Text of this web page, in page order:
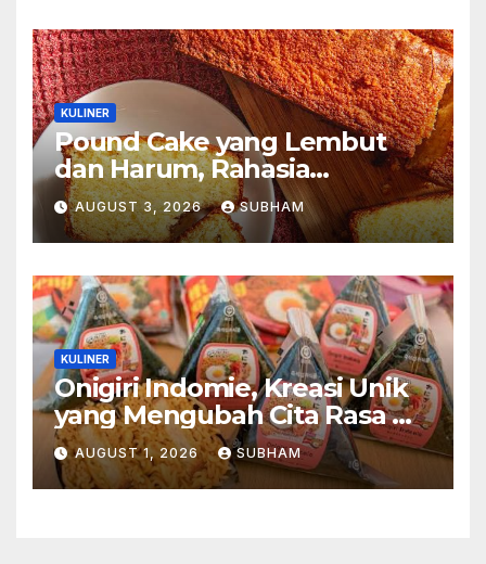
KULINER
Pound Cake yang Lembut
dan Harum, Rahasia
Kelezatan Kue Klasik yang
Tak Pernah Kehilangan
Pesona
AUGUST 3, 2026 SUBHAM
KULINER
Onigiri Indomie, Kreasi Unik
yang Mengubah Cita Rasa Mi
Favorit Menjadi Sajian
Kekinian
AUGUST 1, 2026 SUBHAM